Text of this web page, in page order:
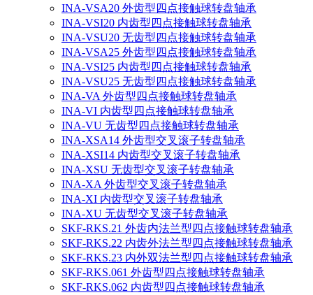
INA-VSA20 外齿型四点接触球转盘轴承
INA-VSI20 内齿型四点接触球转盘轴承
INA-VSU20 无齿型四点接触球转盘轴承
INA-VSA25 外齿型四点接触球转盘轴承
INA-VSI25 内齿型四点接触球转盘轴承
INA-VSU25 无齿型四点接触球转盘轴承
INA-VA 外齿型四点接触球转盘轴承
INA-VI 内齿型四点接触球转盘轴承
INA-VU 无齿型四点接触球转盘轴承
INA-XSA14 外齿型交叉滚子转盘轴承
INA-XSI14 内齿型交叉滚子转盘轴承
INA-XSU 无齿型交叉滚子转盘轴承
INA-XA 外齿型交叉滚子转盘轴承
INA-XI 内齿型交叉滚子转盘轴承
INA-XU 无齿型交叉滚子转盘轴承
SKF-RKS.21 外齿内法兰型四点接触球转盘轴承
SKF-RKS.22 内齿外法兰型四点接触球转盘轴承
SKF-RKS.23 内外双法兰型四点接触球转盘轴承
SKF-RKS.061 外齿型四点接触球转盘轴承
SKF-RKS.062 内齿型四点接触球转盘轴承